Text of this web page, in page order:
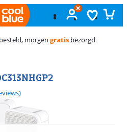
gratisbezorgd
op 168 reviews.